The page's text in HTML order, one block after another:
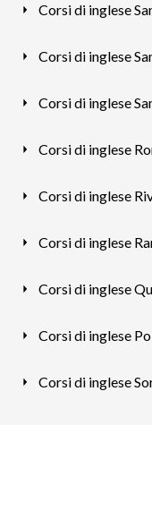
Corsi di inglese
Corsi di inglese
Corsi di inglese
Corsi di inglese
Corsi di inglese
Corsi di inglese
Corsi di inglese
Corsi di inglese
Corsi di inglese